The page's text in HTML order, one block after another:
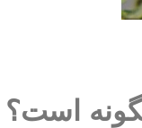
است؟